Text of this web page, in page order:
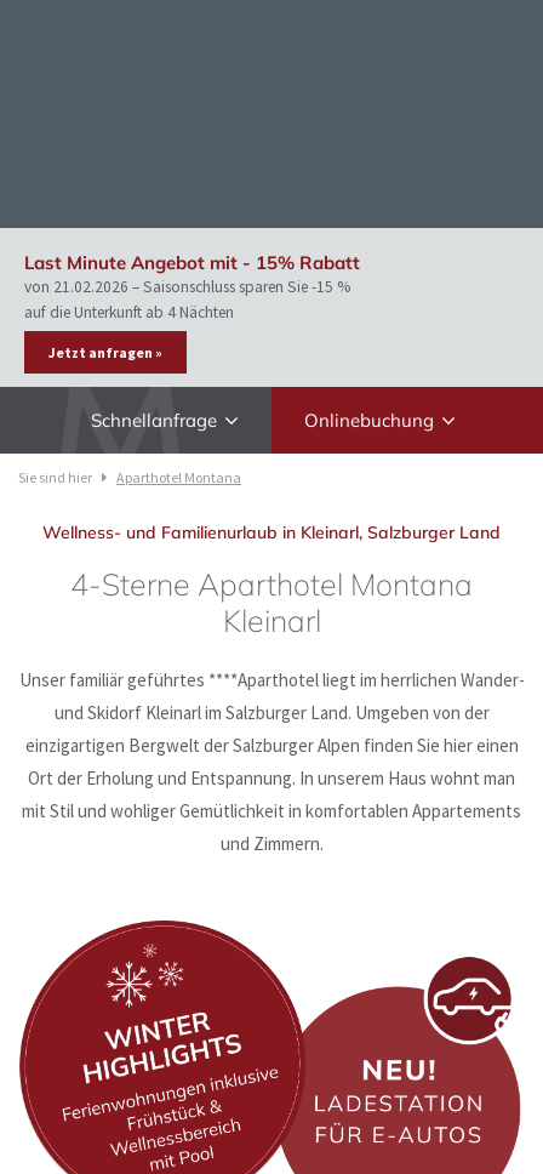
Last Minute Angebot mit - 15% Rabatt
von 21.02.2026 – Saisonschluss sparen Sie -15 %
auf die Unterkunft ab 4 Nächten
Jetzt anfragen »
Schnellanfrage Onlinebuchung
Anreise Abreise
JETZT ANFRAGEN
Sie sind hier Aparthotel Montana
Wellness- und Familienurlaub in Kleinarl, Salzburger Land
4-Sterne Aparthotel Montana
Kleinarl
Unser familiär geführtes ****Aparthotel liegt im herrlichen Wander-
und Skidorf Kleinarl im Salzburger Land. Umgeben von der
einzigartigen Bergwelt der Salzburger Alpen finden Sie hier einen
Ort der Erholung und Entspannung. In unserem Haus wohnt man
mit Stil und wohliger Gemütlichkeit in komfortablen Appartements
und Zimmern.